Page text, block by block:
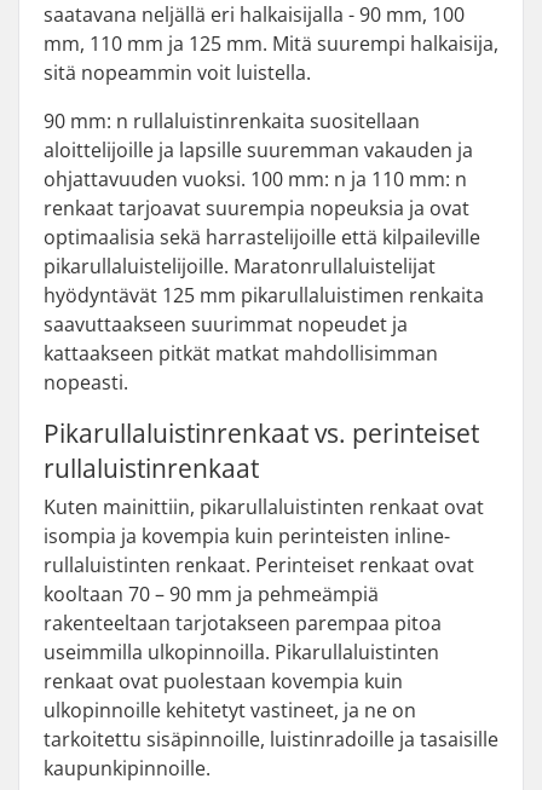
saatavana neljällä eri halkaisijalla - 90 mm, 100
mm, 110 mm ja 125 mm. Mitä suurempi halkaisija,
sitä nopeammin voit luistella.
90 mm: n rullaluistinrenkaita suositellaan
aloittelijoille ja lapsille suuremman vakauden ja
ohjattavuuden vuoksi. 100 mm: n ja 110 mm: n
renkaat tarjoavat suurempia nopeuksia ja ovat
optimaalisia sekä harrastelijoille että kilpaileville
pikarullaluistelijoille. Maratonrullaluistelijat
hyödyntävät 125 mm pikarullaluistimen renkaita
saavuttaakseen suurimmat nopeudet ja
kattaakseen pitkät matkat mahdollisimman
nopeasti.
Pikarullaluistinrenkaat vs. perinteiset
rullaluistinrenkaat
Kuten mainittiin, pikarullaluistinten renkaat ovat
isompia ja kovempia kuin perinteisten inline-
rullaluistinten renkaat. Perinteiset renkaat ovat
kooltaan 70 – 90 mm ja pehmeämpiä
rakenteeltaan tarjotakseen parempaa pitoa
useimmilla ulkopinnoilla. Pikarullaluistinten
renkaat ovat puolestaan kovempia kuin
ulkopinnoille kehitetyt vastineet, ja ne on
tarkoitettu sisäpinnoille, luistinradoille ja tasaisille
kaupunkipinnoille.